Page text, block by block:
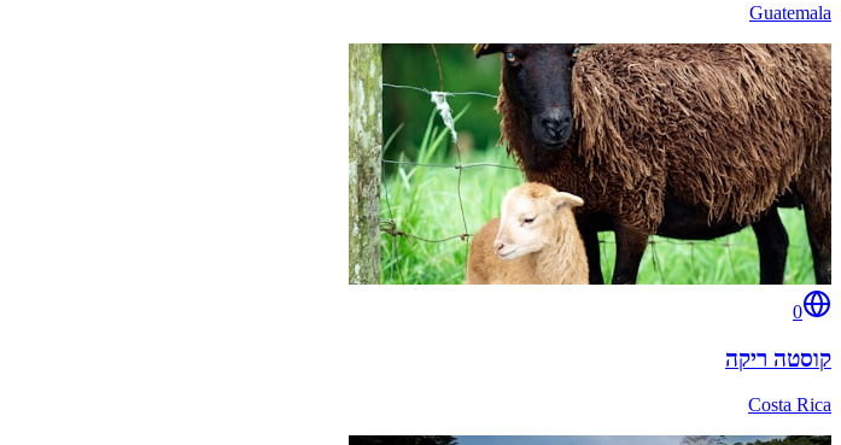
Guatemala
0
קוסטה ריקה
Costa Rica